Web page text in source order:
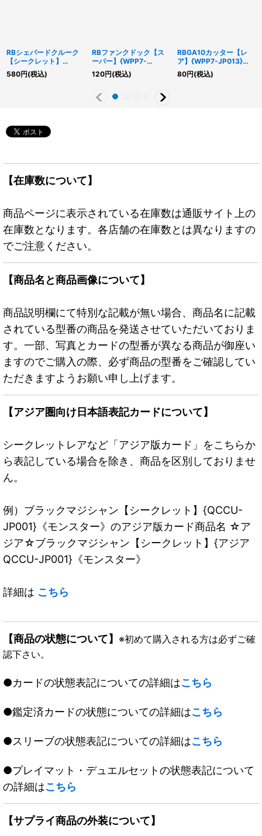
RBシェパードクルーク
【シークレット】
{WPP7-JP020}《リン
ク》
580円(税込)
RBファンクドック【ス
ーパー】{WPP7-
JP021}《魔法》
120円(税込)
RBGA10カッター【レ
ア】{WPP7-JP013}
《モンスター》
80円(税込)
【在庫数について】
商品ページに表示されている在庫数は通販サイト上の
在庫数となります。各店舗の在庫数とは異なりますの
でご注意ください。
【商品名と商品画像について】
商品説明欄にて特別な記載が無い場合、商品名に記載
されている型番の商品を発送させていただいておりま
す。一部、写真とカードの型番が異なる商品が御座い
ますのでご購入の際、必ず商品の型番をご確認してい
ただきますようお願い申し上げます。
【アジア圏向け日本語表記カードについて】
シークレットレアなど「アジア版カード」をこちらか
ら表記している場合を除き、商品を区別しておりませ
ん。
例）ブラックマジシャン【シークレット】{QCCU-
JP001}《モンスター》のアジア版カード商品名 ☆ア
ジア☆ブラックマジシャン【シークレット】{アジア
QCCU-JP001}《モンスター》
詳細は こちら
【商品の状態について】 ※初めて購入される方は必ずご確
認下さい。
●カードの状態表記についての詳細はこちら
●鑑定済カードの状態についての詳細はこちら
●スリーブの状態表記についての詳細はこちら
●プレイマット・デュエルセットの状態表記について
の詳細はこちら
【サプライ商品の外装について】